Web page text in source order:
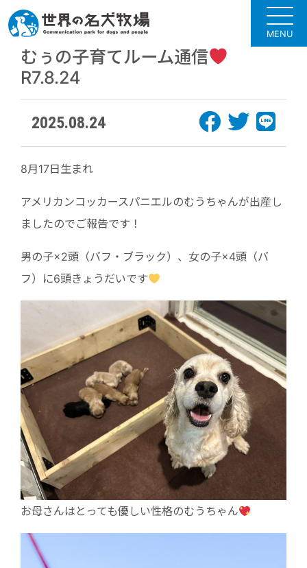
MENU
むぅの子育てルーム通信
R7.8.24
2025.08.24
8月17日生まれ
アメリカンコッカースパニエルのむうちゃんが出産し
ましたのでご報告です！
男の子×2頭（バフ・ブラック）、女の子×4頭（バ
フ）に6頭きょうだいです
お母さんはとっても優しい性格のむうちゃん